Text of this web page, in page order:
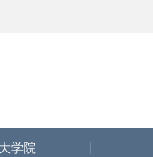
学院